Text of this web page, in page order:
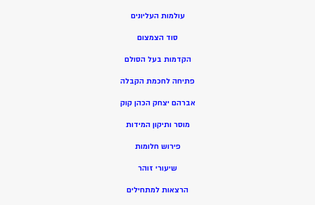
עולמות העליונים
סוד הצמצום
הקדמות בעל הסולם
פתיחה לחכמת הקבלה
אברהם יצחק הכהן קוק
מוסר ותיקון המידות
פירוש חלומות
שיעורי זוהר
הרצאות למתחילים